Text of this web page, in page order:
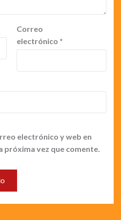
Correo
electrónico *
electrónico y web en
próxima vez que comente.